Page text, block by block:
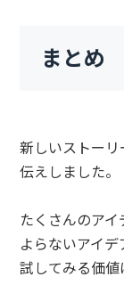
まとめ
新しいストー
伝えしました。
たくさんのア
よらないアイデ
試してみる価値